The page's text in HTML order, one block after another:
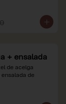
+ ensalada
de acelga
de